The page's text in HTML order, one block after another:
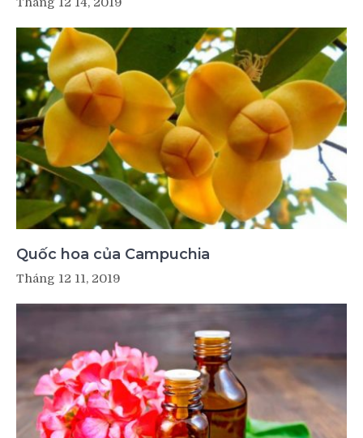
Quốc hoa của Campuchia
Tháng 12 11, 2019